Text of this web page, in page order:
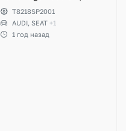
Tiguan, Arteon, Seat Leon
Cupra
T8218SP2001
AUDI, SEAT +1
1 год назад